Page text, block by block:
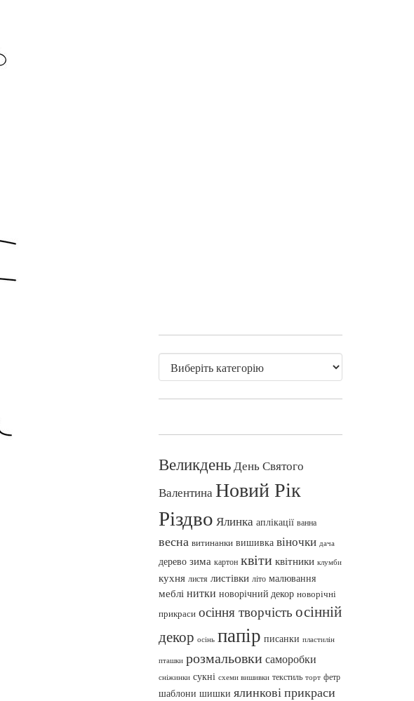
ВеликденьДень Святого
ВалентинаНовий Рік
Різдво Ялинка аплікації ванна
весна витинанки вишивка віночки дача
дерево зима картон квіти квітники клумби
кухня листя листівки літо малювання
меблі нитки новорічний декор новорічні
прикраси осіння творчість осінній
декор осінь папір писанки пластилін
пташки розмальовки саморобки
сніжинки сукні схеми вишивки текстиль торт фетр
шаблони шишки ялинкові прикраси